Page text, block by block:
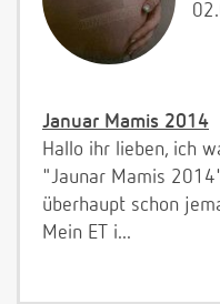
Januar Mamis 2014
Hallo ihr lieben, ich
"Jaunar Mamis
überhaupt schon
Mein ET i...